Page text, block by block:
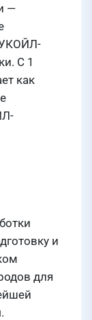
—
С 1
как
и
для